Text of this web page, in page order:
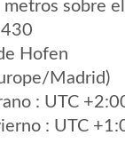
sobre
Hofen
Madrid)
: UTC
: UTC